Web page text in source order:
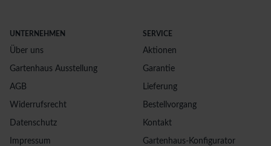
UNTERNEHMEN
Über uns
Gartenhaus Ausstellung
AGB
Widerrufsrecht
Datenschutz
Impressum
SERVICE
Aktionen
Garantie
Lieferung
Bestellvorgang
Kontakt
Gartenhaus-Konfigurator